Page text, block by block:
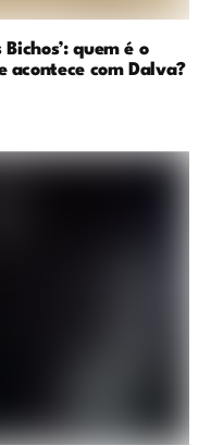
quem é o
acontece com Dalva?